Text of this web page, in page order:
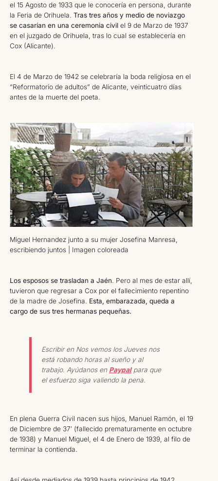
el 15 Agosto de 1933 que le conocería en persona, durante
la Feria de Orihuela. Tras tres años y medio de noviazgo
se casarían en una ceremonia civil el 9 de Marzo de 1937
en el juzgado de Orihuela, tras lo cual se establecería en
Cox (Alicante).
El 4 de Marzo de 1942 se celebraría la boda religiosa en el
“Reformatorio de adultos” de Alicante, veinticuatro días
antes de la muerte del poeta.
Miguel Hernandez junto a su mujer Josefina Manresa,
escribiendo juntos | Imagen coloreada
Los esposos se trasladan a Jaén. Pero al mes de estar allí,
tuvieron que regresar a Cox por el fallecimiento repentino
de la madre de Josefina. Esta, embarazada, queda a
cargo de sus tres hermanas pequeñas.
Escribir en Nos vemos los Jueves nos
está robando horas al sueño y al
trabajo. Ayúdanos en Paypalpara que
el esfuerzo siga valiendo la pena.
En plena Guerra Civil nacen sus hijos, Manuel Ramón, el 19
de Diciembre de 37′ (fallecido prematuramente en octubre
de 1938) y Manuel Miguel, el 4 de Enero de 1939, al filo de
terminar la contienda.